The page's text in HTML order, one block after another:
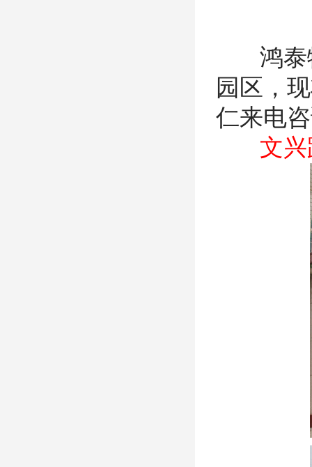
鸿泰物
园区，
仁来电
文兴